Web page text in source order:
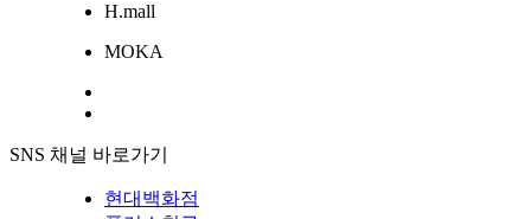
H.mall
MOKA
SNS 채널 바로가기
현대백화점